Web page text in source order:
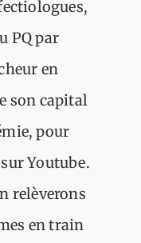
PQ par
en
son capital
pour
Youtube.
relèverons
en train